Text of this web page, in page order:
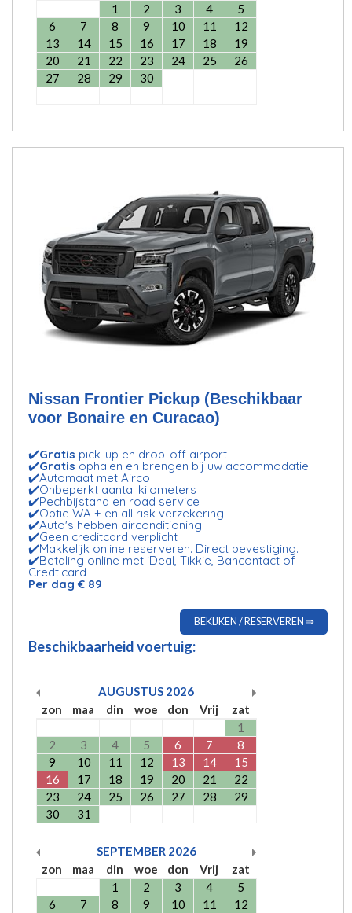
1 2 3 4
5
6
7 8 9 10 11
12
13
14 15 16 17 18
19
20
21 22 23 24 25
26
27
28 29 30
Nissan Frontier Pickup (Beschikbaar
voor Bonaire en Curacao)
✔️Gratis pick-up en drop-off airport
✔️Gratis ophalen en brengen bij uw accommodatie
✔️Automaat met Airco
✔️Onbeperkt aantal kilometers
✔️Pechbijstand en road service
✔️Optie WA + en all risk verzekering
✔️Auto's hebben airconditioning
✔️Geen creditcard verplicht
✔️Makkelijk online reserveren. Direct bevestiging.
✔️Betaling online met iDeal, Tikkie, Bancontact of
Credticard
Per dag € 89
BEKIJKEN / RESERVEREN ⇒
Beschikbaarheid voertuig:
AUGUSTUS 2026
zon
maa din woe don Vrij
zat
1
2
3 4 5 6 7
8
9
10 11 12 13 14
15
16
17 18 19 20 21
22
23
24 25 26 27 28
29
30
31
SEPTEMBER 2026
zon
maa din woe don Vrij
zat
1
2 3 4
5
6
7 8 9 10 11
12